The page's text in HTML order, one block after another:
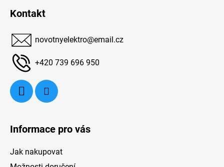
v
Kontakt
novotnyelektro@email.cz
+420 739 696 950
Informace pro vás
Jak nakupovat